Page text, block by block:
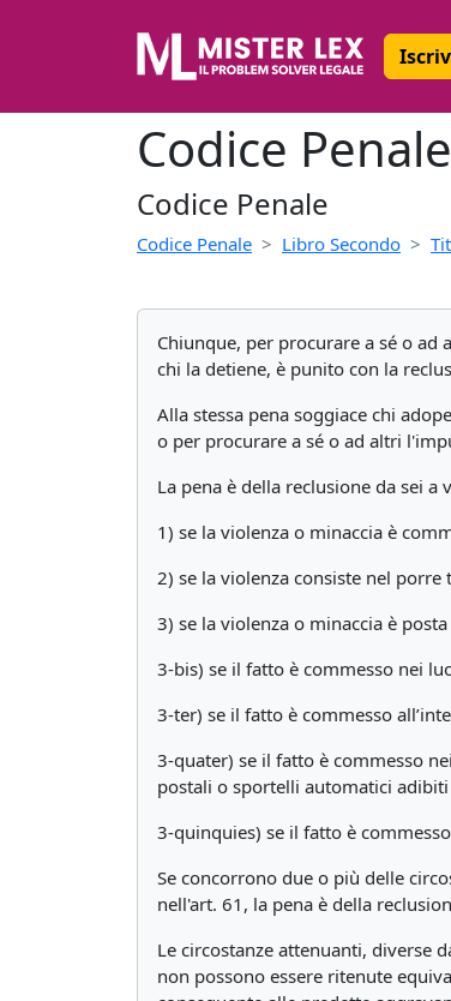
Codice
Codice Penale
Codice Penale Libro Secondo
Chiunque, per procurare a sé o
chi la detiene, è punito con la
Alla stessa pena soggiace chi
o per procurare a sé o ad altri
La pena è della reclusione da sei
1) se la violenza o minaccia è
2) se la violenza consiste nel
3) se la violenza o minaccia è
3-bis) se il fatto è commesso nei
3-ter) se il fatto è commesso
3-quater) se il fatto è commesso
postali o sportelli automatici
3-quinquies) se il fatto è
Se concorrono due o più delle
nell'art. 61, la pena è della
Le circostanze attenuanti, diverse
non possono essere ritenute